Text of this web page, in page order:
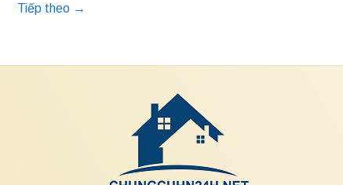
Tiếp theo →